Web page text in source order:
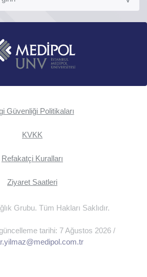
Güvenliği Politikaları
KVKK
Refakatçi Kuralları
Ziyaret Saatleri
Grubu. Tüm Hakları Saklıdır.
tarihi: 7 Ağustos 2026 /